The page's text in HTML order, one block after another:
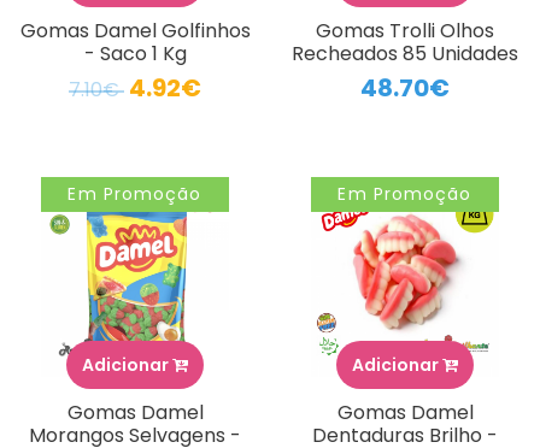
Gomas Damel Golfinhos
- Saco 1 Kg
7.10€ 4.92€
Gomas Trolli Olhos
Recheados 85 Unidades
48.70€
Em Promoção
Adicionar
Gomas Damel
Morangos Selvagens -
Em Promoção
Adicionar
Gomas Damel
Dentaduras Brilho -